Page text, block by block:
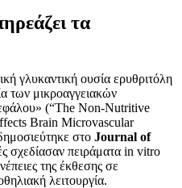
τα
γλυκαντική ουσία ερυθριτόλη
των μικροαγγειακών
(“The Non-Nutritive
Brain Microvascular
στο Journal of
σχεδίασαν πειράματα in vitro
της έκθεσης σε
λειτουργία.